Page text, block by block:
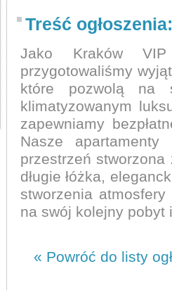
Treść ogłoszenia:
Jako Kraków
przygotowaliśmy
które pozwolą na
klimatyzowanym
zapewniamy
Nasze
przestrzeń
długie łóżka,
stworzenia
na swój kolejny pobyt
« Powróć do listy